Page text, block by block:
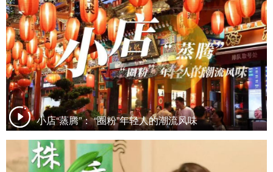
小店“蒸腾”： “圈粉”年轻人的潮流风味